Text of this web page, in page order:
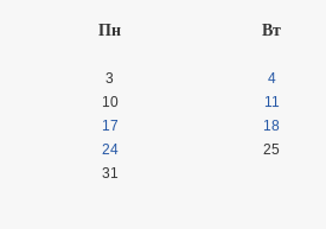
Пн Вт
3 4
10
11
17
18
24
25
31